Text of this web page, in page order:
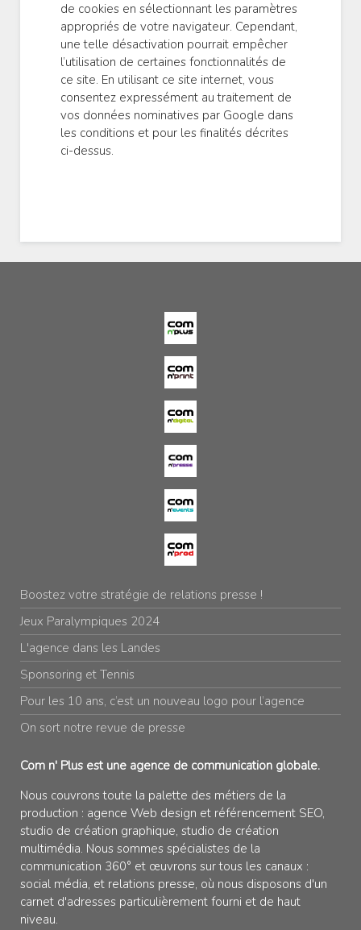
de cookies en sélectionnant les paramètres
appropriés de votre navigateur. Cependant,
une telle désactivation pourrait empêcher
l’utilisation de certaines fonctionnalités de
ce site. En utilisant ce site internet, vous
consentez expressément au traitement de
vos données nominatives par Google dans
les conditions et pour les finalités décrites
ci-dessus.
Boostez votre stratégie de relations presse !
Jeux Paralympiques 2024
L'agence dans les Landes
Sponsoring et Tennis
Pour les 10 ans, c’est un nouveau logo pour l’agence
On sort notre revue de presse
Com n' Plus est une agence de communication globale.
Nous couvrons toute la palette des métiers de la
production : agence Web design et référencement SEO,
studio de création graphique, studio de création
multimédia. Nous sommes spécialistes de la
communication 360° et œuvrons sur tous les canaux :
social média, et relations presse, où nous disposons d'un
carnet d'adresses particulièrement fourni et de haut
niveau.